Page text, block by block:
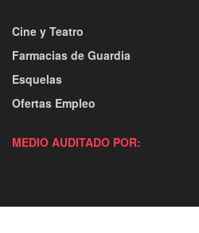
Cine y Teatro
Farmacias de Guardia
Esquelas
Ofertas Empleo
MEDIO AUDITADO POR: